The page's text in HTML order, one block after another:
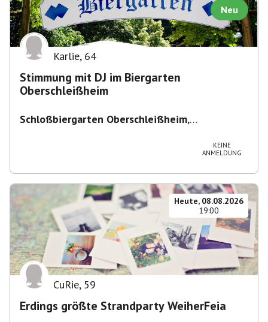
Neu
Karlie, 64
Stimmung mit DJ im Biergarten
Oberschleißheim
Schloßbiergarten Oberschleißheim,
KEINE
ANMELDUNG
Heute, 08.08.2026
19:00
CuRie, 59
Erdings größte Strandparty WeiherFeia